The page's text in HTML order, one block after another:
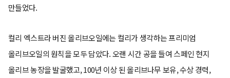
만들었다.
컬리 엑스트라 버진 올리브오일에는 컬리가 생각하는 프리미엄
올리브오일의 원칙을 모두 담았다. 오랜 시간 공을 들여 스페인 현지
올리브 농장을 발굴했고, 100년 이상 된 올리브나무 보유, 수상 경력,